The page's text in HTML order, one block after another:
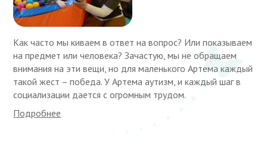
Как часто мы киваем в ответ на вопрос? Или показываем
на предмет или человека? Зачастую, мы не обращаем
внимания на эти вещи, но для маленького Артема каждый
такой жест – победа. У Артема аутизм, и каждый шаг в
социализации дается с огромным трудом.
Подробнее